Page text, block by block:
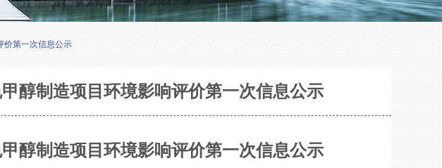
价第一次信息公示
醇制造项目环境影响评价第一次信息公示
醇制造项目环境影响评价第一次信息公示